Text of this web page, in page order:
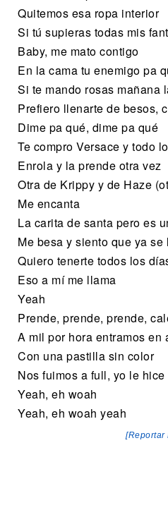
Quitemos esa ropa interior
Si tú supieras todas mis
Baby, me mato contigo
En la cama tu enemigo pa
Si te mando rosas mañana
Prefiero llenarte de besos,
Dime pa qué, dime pa qué
Te compro Versace y todo
Enrola y la prende otra vez
Otra de Krippy y de Haze
Me encanta
La carita de santa pero es
Me besa y siento que ya
Quiero tenerte todos los
Eso a mí me llama
Yeah
Prende, prende, prende,
A mil por hora entramos en
Con una pastilla sin color
Nos fuimos a full, yo le
Yeah, eh woah
Yeah, eh woah yeah
[Reportar